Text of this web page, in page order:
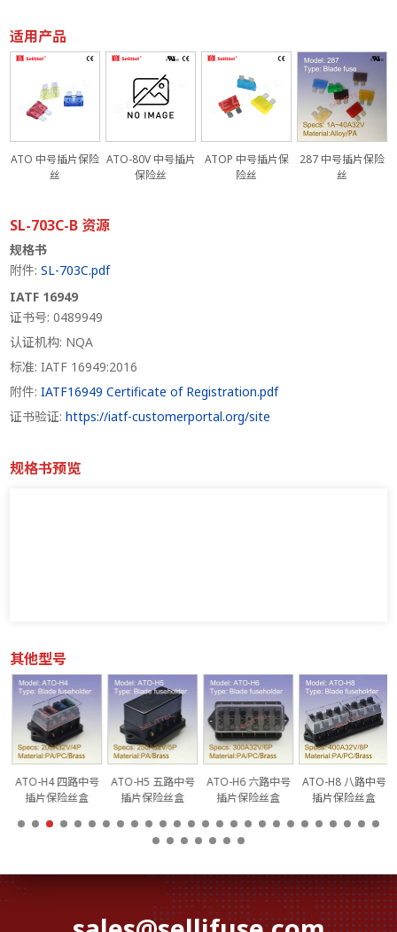
适用产品
ATO 中号插片保险
丝
ATO-80V 中号插片
保险丝
ATOP 中号插片保
险丝
287 中号插片保险
丝
SL-703C-B 资源
规格书
附件:SL-703C.pdf
IATF 16949
证书号: 0489949
认证机构: NQA
标准: IATF 16949:2016
附件:IATF16949 Certificate of Registration.pdf
证书验证:https://iatf-customerportal.org/site
规格书预览
其他型号
ATO-H4 四路中号
插片保险丝盒
ATO-H5 五路中号
插片保险丝盒
ATO-H6 六路中号
插片保险丝盒
ATO-H8 八路中号
插片保险丝盒